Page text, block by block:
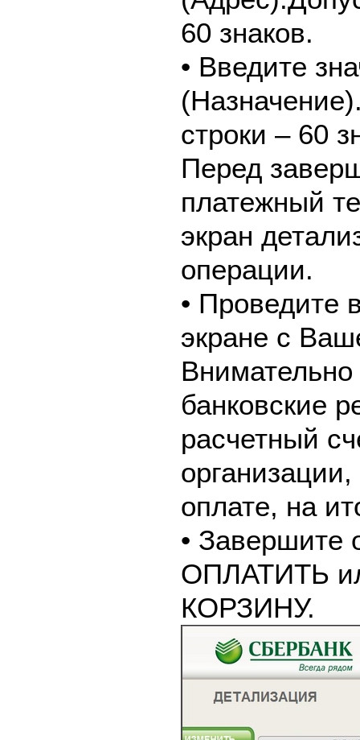
60 знаков.
• Введите
строки – 60
Перед
платежный
экран
операции.
• Проведите
экране с
банковские
расчетный
оплате, на
• Завершите
ОПЛАТИТЬ
КОРЗИНУ.